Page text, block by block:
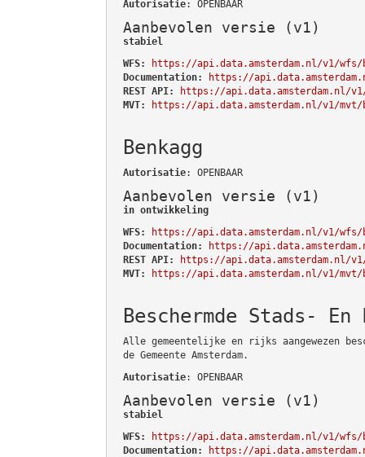
Autorisatie: OPENBAAR
Aanbevolen versie (v1)
stabiel
WFS:
https://api.data.amsterdam.nl/v1/wfs/
Documentation:
https://
REST API:
https://api.data.amsterdam.nl/
MVT:
https://api.data.amsterdam.nl/v1/mvt/
Benkagg
Autorisatie: OPENBAAR
Aanbevolen versie (v1)
in ontwikkeling
WFS:
https://api.data.amsterdam.nl/v1/wfs/
Documentation:
https://
REST API:
https://api.data.amsterdam.nl/v1/
MVT:
https://api.data.amsterdam.nl/v1/mvt/
Beschermde Stads-
Alle gemeentelijke en rijks aangewezen
de Gemeente Amsterdam.
Autorisatie: OPENBAAR
Aanbevolen versie (v1)
stabiel
WFS:
https://api.data.amsterdam.nl/v1/wfs/
Documentation:
https://